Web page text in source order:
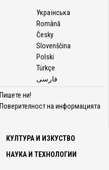
Українська
Română
Česky
Slovenščina
Polski
Türkçe
فارسی
Пишете ни!
Поверителност на информацията
КУЛТУРА И ИЗКУСТВО
НАУКА И ТЕХНОЛОГИИ